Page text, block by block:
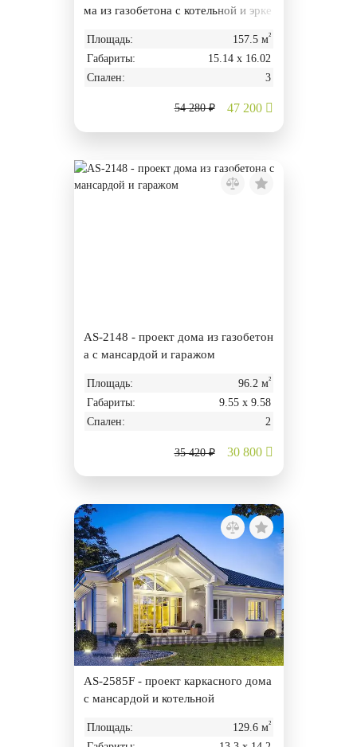
ма из газобетона с котельной и эрке
Площадь: 157.5 м²
Габариты:
15.14 х 16.02
Спален:
3
54 280 ₽ 47 200
AS-2148 - проект дома из газобетон
а с мансардой и гаражом
Площадь: 96.2 м²
Габариты:
9.55 х 9.58
Спален:
2
35 420 ₽ 30 800
AS-2585F - проект каркасного дома
с мансардой и котельной
Площадь: 129.6 м²